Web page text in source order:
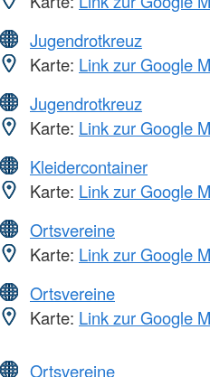
Jugendrotkreuz
Karte: Link zur Google
Jugendrotkreuz
Karte: Link zur Google
Kleidercontainer
Karte: Link zur Google
Ortsvereine
Karte: Link zur Google
Ortsvereine
Karte: Link zur Google
Ortsvereine